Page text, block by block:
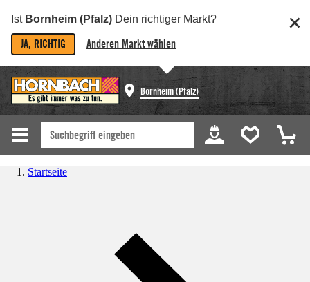
Ist Bornheim (Pfalz) Dein richtiger Markt?
JA, RICHTIG Anderen Markt wählen
Bornheim (Pfalz)
Startseite